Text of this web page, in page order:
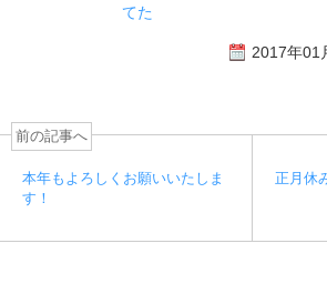
てた
2017年01
前の記事へ
本年もよろしくお願いいたしま
す！
正月休